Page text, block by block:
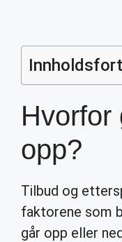
Hvorfor
opp?
Tilbud og
faktorene som
går opp eller